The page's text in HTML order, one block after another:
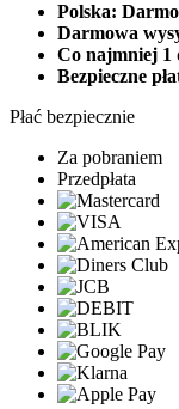
Polska:
Darmowa
Co najmniej 1
Bezpieczne
Płać bezpiecznie
Za pobraniem
Przedpłata